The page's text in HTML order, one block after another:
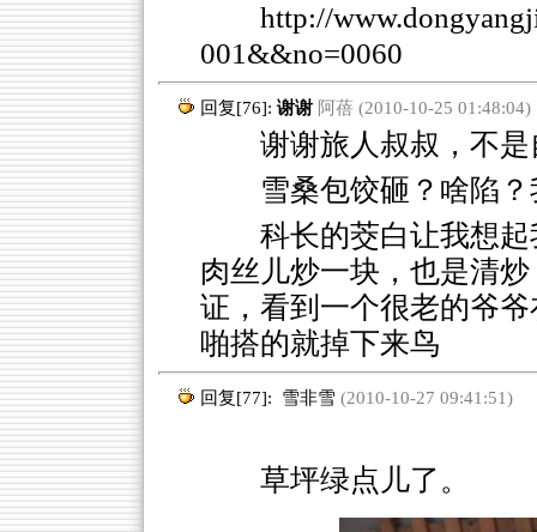
http://
001&&no=0060
回复[76]: 谢谢 阿蓓 (2010-10-25 01:48:04)
谢谢旅人叔叔，不是
雪桑包饺砸？啥陷
科长的茭白让我想
肉丝儿炒一块，也是清
证，看到一个很老的爷
啪搭的就掉下来鸟
回复[77]: 雪非雪(2010-10-27 09:41:51)
草坪绿点儿了。